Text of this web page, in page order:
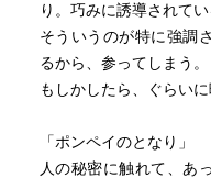
り。巧みに誘導されて
そういうのが特に強調
るから、参ってしまう。
もしかしたら、ぐらい
「ポンペイのとなり」
人の秘密に触れて、あ